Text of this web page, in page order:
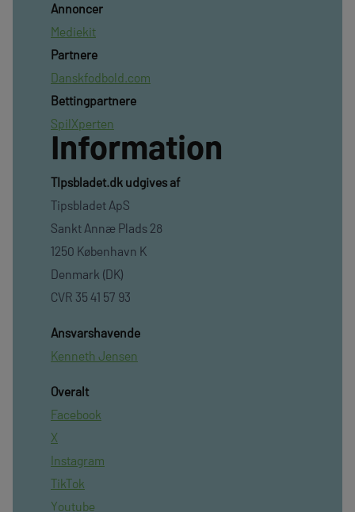
Annoncer
Mediekit
Partnere
Danskfodbold.com
Bettingpartnere
SpilXperten
Information
TIpsbladet.dk udgives af
Tipsbladet ApS
Sankt Annæ Plads 28
1250 København K
Denmark (DK)
CVR 35 41 57 93
Ansvarshavende
Kenneth Jensen
Overalt
Facebook
X
Instagram
TikTok
Youtube